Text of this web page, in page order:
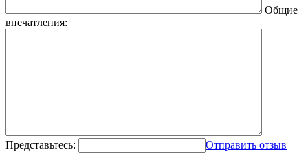
Общие
впечатления:
Представьтесь: Отправить отзыв